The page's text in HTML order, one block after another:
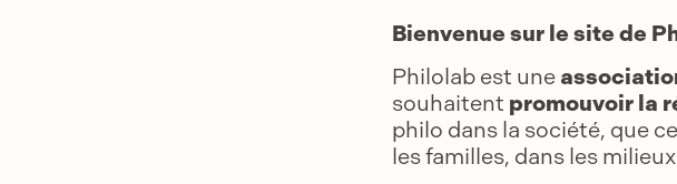
Bienvenue sur le site de
Philolab est une
souhaitent promouvoir la
philo dans la société, que
les familles, dans les